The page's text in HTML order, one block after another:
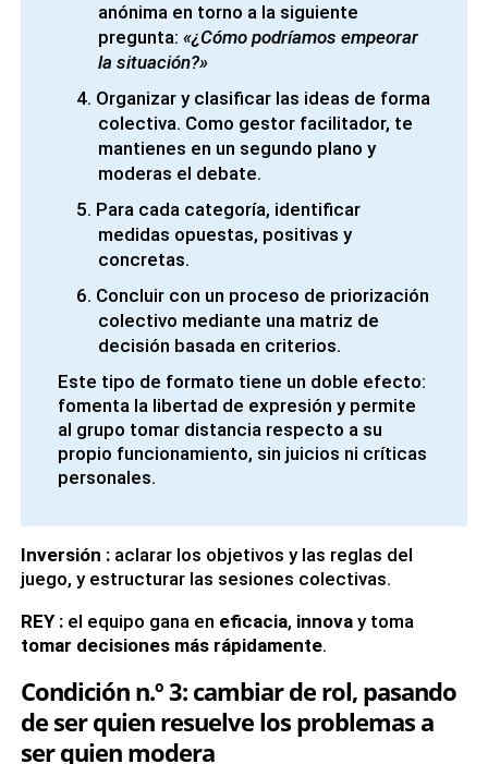
anónima en torno a la siguiente
pregunta: «¿Cómo podríamos empeorar
la situación?»
Organizar y clasificar las ideas de forma
colectiva. Como gestor facilitador, te
mantienes en un segundo plano y
moderas el debate.
Para cada categoría, identificar
medidas opuestas, positivas y
concretas.
Concluir con un proceso de priorización
colectivo mediante una matriz de
decisión basada en criterios.
Este tipo de formato tiene un doble efecto:
fomenta la libertad de expresión y permite
al grupo tomar distancia respecto a su
propio funcionamiento, sin juicios ni críticas
personales.
Inversión :aclarar los objetivos y las reglas del
juego, y estructurar las sesiones colectivas.
REY :el equipo gana en eficacia, innovay toma
tomar decisiones más rápidamente.
Condición n.º 3: cambiar de rol, pasando
de ser quien resuelve los problemas a
ser quien modera